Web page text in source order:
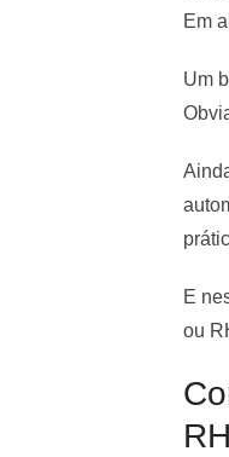
Em
Um
E
ou